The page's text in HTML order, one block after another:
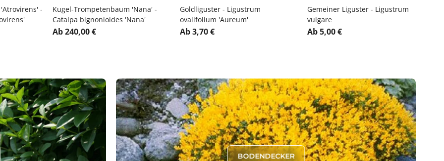
-
Kugel-Trompetenbaum 'Nana' -
Catalpa bignonioides 'Nana'
Ab 240,00 €
Goldliguster - Ligustrum
ovalifolium 'Aureum'
Ab 3,70 €
Gemeiner Liguster - Ligustrum
vulgare
Ab 5,00 €
BODENDECKER